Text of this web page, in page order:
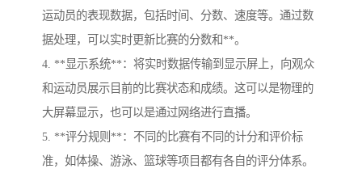
运动员的表现数据，包括时间、分数、速度等。通过数
据处理，可以实时更新比赛的分数和**。
4. **显示系统**：将实时数据传输到显示屏上，向观众
和运动员展示目前的比赛状态和成绩。这可以是物理的
大屏幕显示，也可以是通过网络进行直播。
5. **评分规则**：不同的比赛有不同的计分和评价标
准，如体操、游泳、篮球等项目都有各自的评分体系。